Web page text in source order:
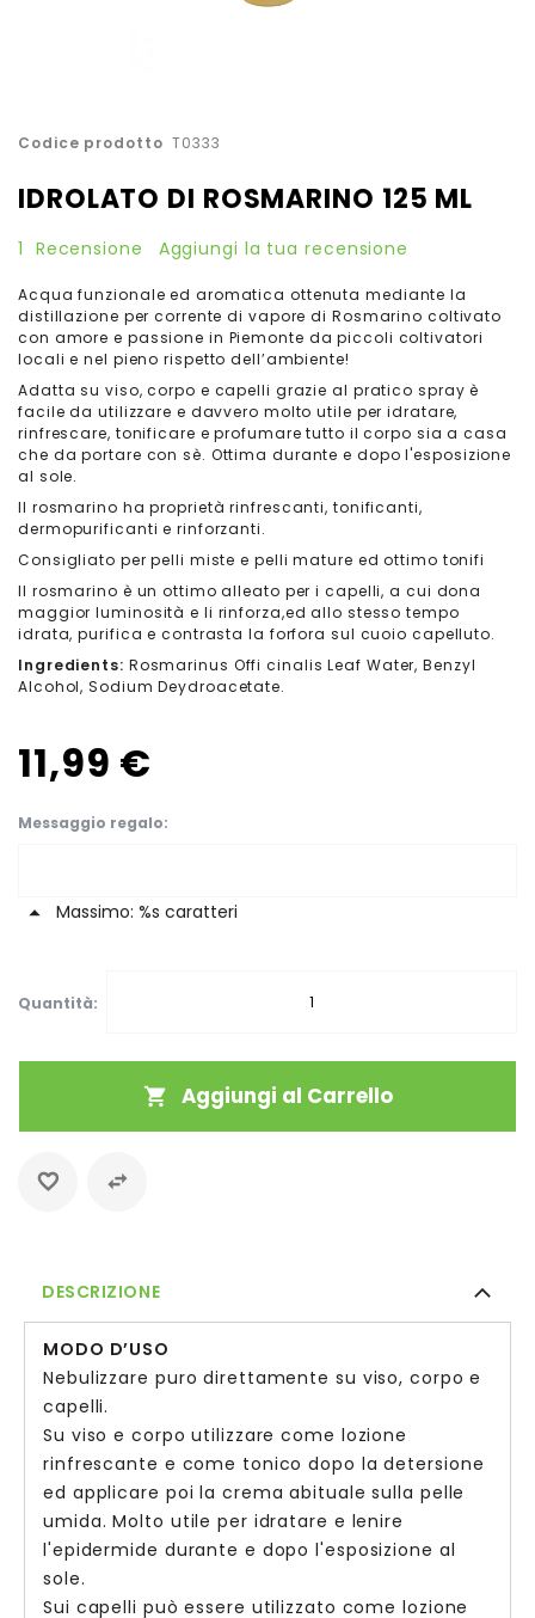
Codice prodotto T0333
IDROLATO DI ROSMARINO 125 ML
1 Recensione Aggiungi la tua recensione
Acqua funzionale ed aromatica ottenuta mediante la
distillazione per corrente di vapore di Rosmarino coltivato
con amore e passione in Piemonte da piccoli coltivatori
locali e nel pieno rispetto dell’ambiente!
Adatta su viso, corpo e capelli grazie al pratico spray è
facile da utilizzare e davvero molto utile per idratare,
rinfrescare, tonificare e profumare tutto il corpo sia a casa
che da portare con sè. Ottima durante e dopo l'esposizione
al sole.
Il rosmarino ha proprietà rinfrescanti, tonificanti,
dermopurificanti e rinforzanti.
Consigliato per pelli miste e pelli mature ed ottimo tonifi
Il rosmarino è un ottimo alleato per i capelli, a cui dona
maggior luminosità e li rinforza,ed allo stesso tempo
idrata, purifica e contrasta la forfora sul cuoio capelluto.
Ingredients: Rosmarinus Offi cinalis Leaf Water, Benzyl
Alcohol, Sodium Deydroacetate.
11,99 €
Messaggio regalo
Massimo: %s caratteri
Quantità:
Aggiungi al Carrello
Vai
della
galleria
immagini
DESCRIZIONE
MODO D’USO
Nebulizzare puro direttamente su viso, corpo e
capelli.
Su viso e corpo utilizzare come lozione
rinfrescante e come tonico dopo la detersione
ed applicare poi la crema abituale sulla pelle
umida. Molto utile per idratare e lenire
l'epidermide durante e dopo l'esposizione al
sole.
Sui capelli può essere utilizzato come lozione